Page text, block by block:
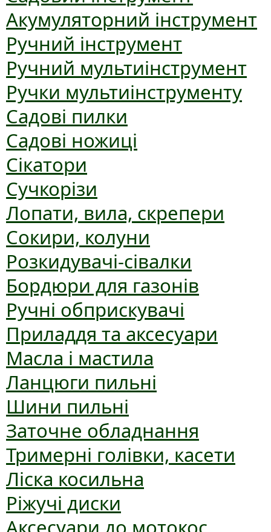
Акумуляторний інструмент
Ручний інструмент
Ручний мультиінструмент
Ручки мультиінструменту
Садові пилки
Садові ножиці
Сікатори
Сучкорізи
Лопати, вила, скрепери
Сокири, колуни
Розкидувачі-сівалки
Бордюри для газонів
Ручні обприскувачі
Приладдя та аксесуари
Масла і мастила
Ланцюги пильні
Шини пильні
Заточне обладнання
Тримерні голівки, касети
Ліска косильна
Ріжучі диски